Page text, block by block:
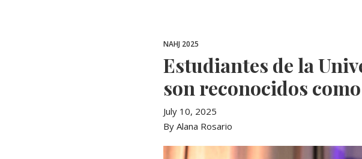
NAHJ 2025
Estudiantes de la
son reconocidos
July 10, 2025
By Alana Rosario